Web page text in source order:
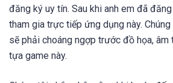
đăng ký uy tín. Sau khi anh em đã
tham gia trực tiếp ứng dụng này.
sẽ phải choáng ngợp trước đồ họa, âm
tựa game này.